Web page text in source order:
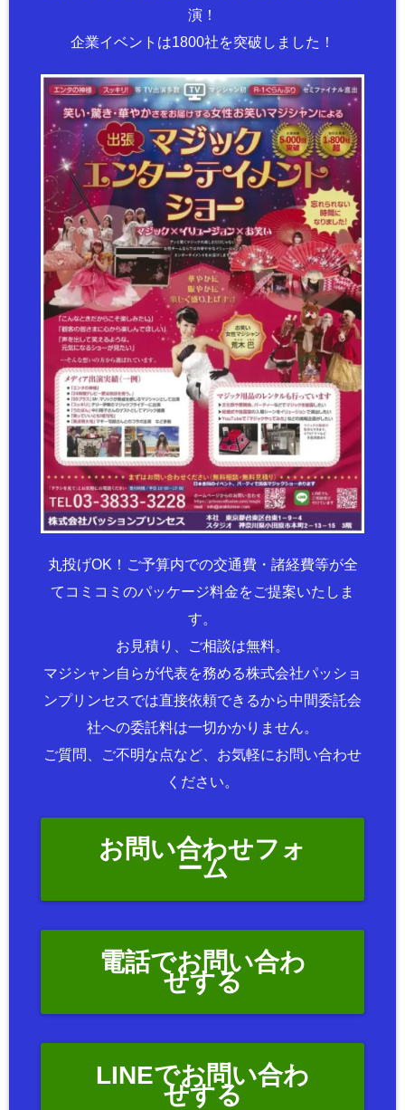
演！
企業イベントは1800社を突破しました！
丸投げOK！ご予算内での交通費・諸経費等が全
てコミコミのパッケージ料金をご提案いたしま
す。
お見積り、ご相談は無料。
マジシャン自らが代表を務める株式会社パッショ
ンプリンセスでは直接依頼できるから中間委託会
社への委託料は一切かかりません。
ご質問、ご不明な点など、お気軽にお問い合わせ
ください。
お問い合わせフォ
ーム
電話でお問い合わ
せする
LINEでお問い合わ
せする